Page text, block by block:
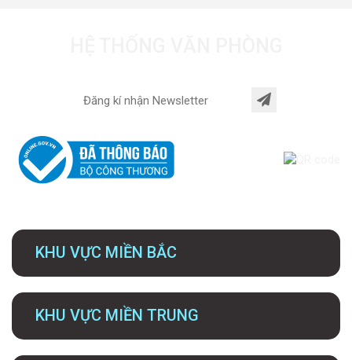
KHU VỰC MIỀN BẮC
KHU VỰC MIỀN TRUNG